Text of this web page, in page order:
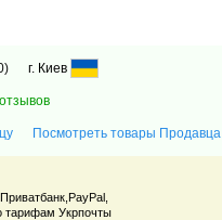
г. Киев
Посмотреть товары Продавца
тарифам Укрпочты